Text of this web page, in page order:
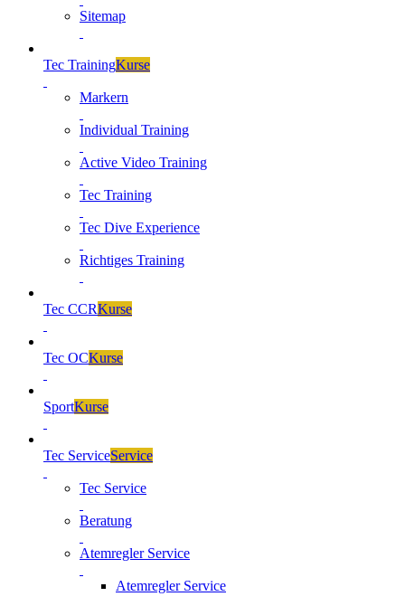
Sitemap
Tec TrainingKurse
Markern
Individual Training
Active Video Training
Tec Training
Tec Dive Experience
Richtiges Training
Tec CCRKurse
Tec OCKurse
SportKurse
Tec ServiceService
Tec Service
Beratung
Atemregler Service
Atemregler Service